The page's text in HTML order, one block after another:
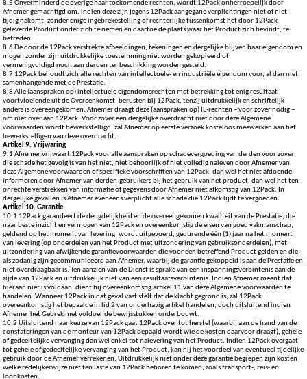
8.5 Onverminderd de overige haar toekomende rechten, wordt 12Pack onherroepelijk door
Afnemer gemachtigd om, indien deze zijn jegens 12Pack aangegane verplichtingen niet of niet-
tijdig nakomt, zonder enige ingebrekestelling of rechterlijke tussenkomst het door 12Pack
geleverde Product onder zich te nemen en daartoe de plaats waar het Product zich bevindt, te
betreden.
8.6 De door de 12Pack verstrekte afbeeldingen, tekeningen en dergelijke blijven haar eigendom en
mogen zonder zijn uitdrukkelijke toestemming niet worden gekopieerd of
vermenigvuldigd noch aan derden ter beschikking worden gesteld.
8.7 12Pack behoudt zich alle rechten van intellectuele- en industriële eigendom voor, al dan niet
samenhangende met de Prestatie.
8.8 Alle (aanspraken op) intellectuele eigendomsrechten met betrekking tot enig resultaat
voortvloeiende uit de Overeenkomst, berusten bij 12Pack, tenzij uitdrukkelijk en schriftelijk
anders is overeengekomen. Afnemer draagt deze (aanspraken op) IE-rechten – voor zover nodig –
om niet over aan 12Pack. Voor zover een dergelijke overdracht niet door deze Algemene
voorwaarden wordt bewerkstelligd, zal Afnemer op eerste verzoek kosteloos meewerken aan het
bewerkstelligen van deze overdracht.
Artikel 9. Vrijwaring
9.1 Afnemer vrijwaart 12Pack voor alle aanspraken op schadevergoeding van derden voor zover
die schade het gevolg is van het niet, niet behoorlijk of niet volledig naleven door Afnemer van
deze Algemene voorwaarden of specifieke voorschriften van 12Pack, dan wel het niet afdoende
informeren door Afnemer van derden-gebruikers bij het gebruik van het product, dan wel het ten
onrechte verstrekken van informatie of gegevens door Afnemer niet afkomstig van 12Pack. In
dergelijke gevallen is Afnemer eveneens verplicht alle schade die 12Pack lijdt te vergoeden.
Artikel 10. Garantie
10.1 12Pack garandeert de deugdelijkheid en de overeengekomen kwaliteit van de Prestatie, die
naar beste inzicht en vermogen van 12Pack en overeenkomstig de eisen van goed vakmanschap,
geldend op het moment van levering, wordt uitgevoerd, gedurende één (1) jaar na het moment
van levering (op onderdelen van het Product met uitzondering van gebruiksonderdelen), met
uitzondering van afwijkende garantievoorwaarden die voor een betreffend Product gelden en die
als zodanig zijn gecommuniceerd aan Afnemer, waarbij de garantie gekoppeld is aan de Prestatie en
niet overdraagbaar is. Ten aanzien van de Dienst is sprake van een inspanningsverbintenis aan de
zijde van 12Pack en uitdrukkelijk niet van een resultaatsverbintenis. Indien Afnemer meent dat
hieraan niet is voldaan, dient hij overeenkomstig artikel 11 van deze Algemene voorwaarden te
handelen. Wanneer 12Pack in dat geval vast stelt dat de klacht gegrond is, zal 12Pack
overeenkomstig het bepaalde in lid 2 van onderhavig artikel handelen, doch uitsluitend indien
Afnemer het Gebrek met voldoende bewijsstukken onderbouwt.
10.2 Uitsluitend naar keuze van 12Pack gaat 12Pack over tot herstel (waarbij aan de hand van de
constateringen van de monteur van 12Pack bepaald wordt wie de kosten daarvoor draagt), gehele
of gedeeltelijke vervanging dan wel enkel tot nalevering van het Product. Indien 12Pack overgaat
tot gehele of gedeeltelijke vervanging van het Product, kan hij het voordeel van eventueel tijdelijke
gebruik door de Afnemer verrekenen. Uitdrukkelijk niet onder deze garantie begrepen zijn kosten
welke redelijkerwijze niet ten laste van 12Pack behoren te komen, zoals transport-, reis- en
loonkosten.